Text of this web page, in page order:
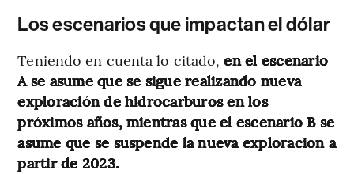
Los escenarios que impactan el dólar
Teniendo en cuenta lo citado,en el escenario
A se asume que se sigue realizando nueva
exploración de hidrocarburos en los
próximos años, mientras que el escenario B se
asume que se suspende la nueva exploración a
partir de 2023.